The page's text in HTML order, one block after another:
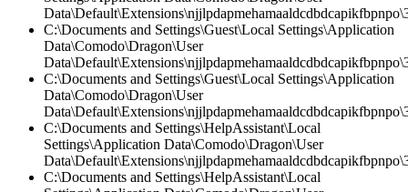
C:\Documents and Settings\Guest\Local Settings\Application
Data\Comodo\Dragon\User
C:\Documents and Settings\Guest\Local Settings\Application
Data\Comodo\Dragon\User
C:\Documents and Settings\HelpAssistant\Local
Settings\Application Data\Comodo\Dragon\User
C:\Documents and Settings\HelpAssistant\Local